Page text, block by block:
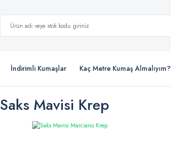
İndirimli Kumaşlar Kaç Metre Kumaş Almalıyım?
Saks Mavisi Krep